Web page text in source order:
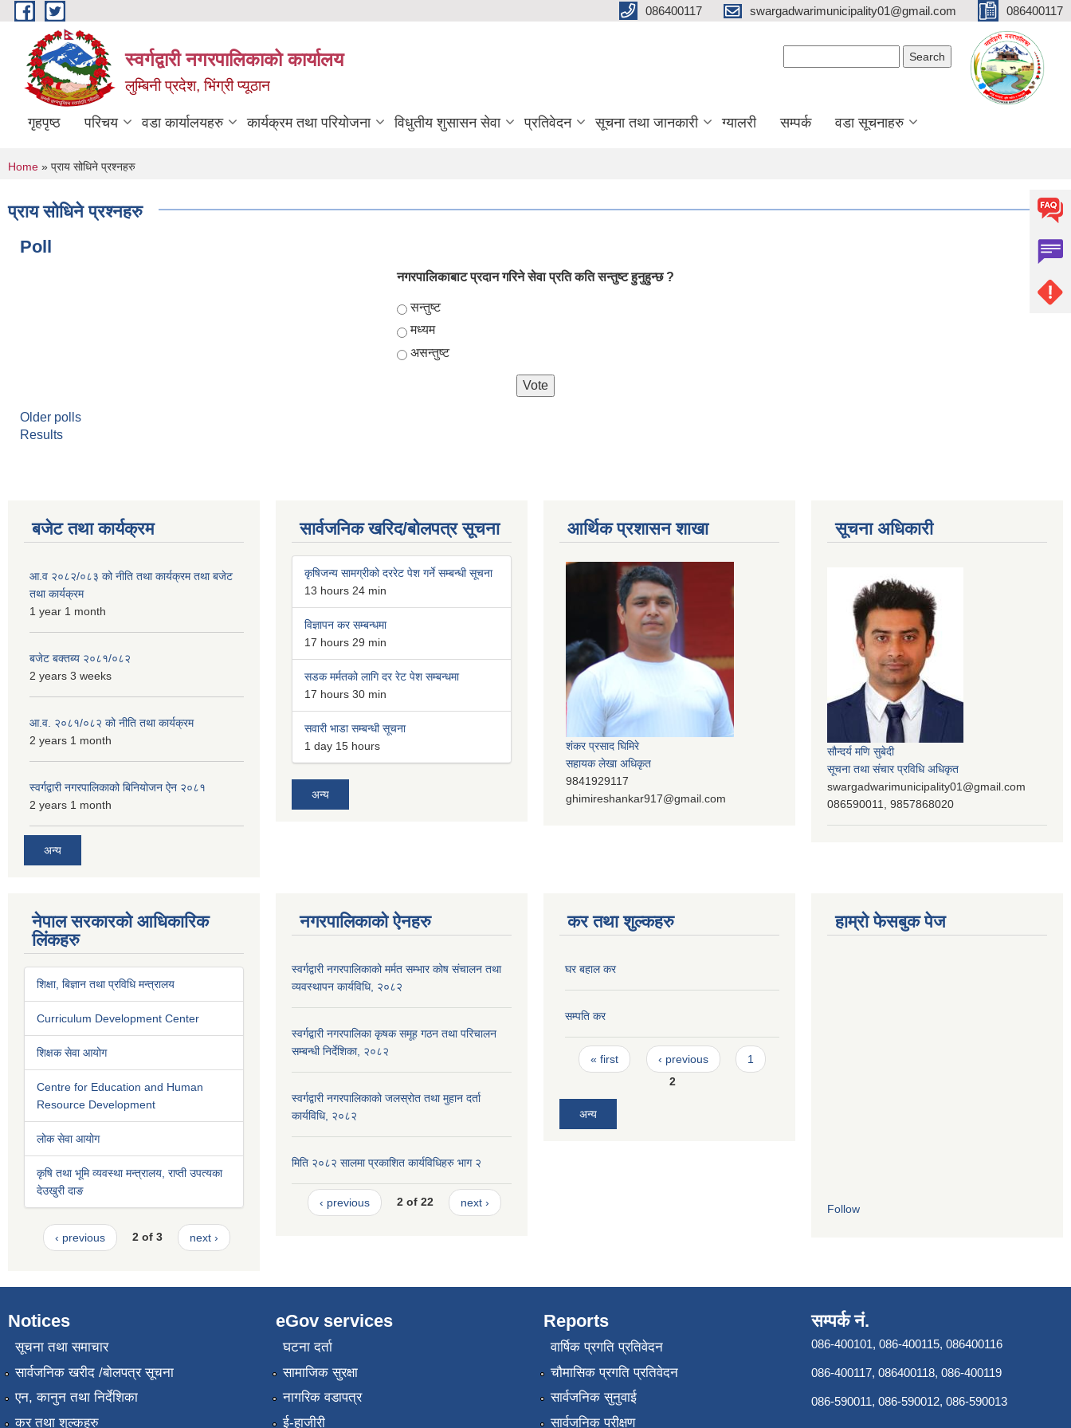
Skip to main content 086400117 swargadwarimunicipality01@gmail.com 086400117
स्वर्गद्वारी नगरपालिकाको कार्यालय
लुम्बिनी प्रदेश, भिंग्री प्यूठान
गृहपृष्ठ परिचय वडा कार्यालयहरु कार्यक्रम तथा परियोजना विधुतीय शुसासन सेवा प्रतिवेदन सूचना तथा जानकारी ग्यालरी सम्पर्क वडा सूचनाहरु
You are here
Home » प्राय सोधिने प्रश्नहरु
प्राय सोधिने प्रश्नहरु
Poll
नगरपालिकाबाट प्रदान गरिने सेवा प्रति कति सन्तुष्ट हुनुहुन्छ ?
Choices
सन्तुष्ट
मध्यम
असन्तुष्ट
Older polls
Results
बजेट तथा कार्यक्रम
आ.व २०८२/०८३ को नीति तथा कार्यक्रम तथा बजेट
तथा कार्यक्रम
1 year 1 month
बजेट बक्तब्य २०८१/०८२
2 years 3 weeks
आ.व. २०८१/०८२ को नीति तथा कार्यक्रम
2 years 1 month
स्वर्गद्वारी नगरपालिकाको बिनियोजन ऐन २०८१
2 years 1 month
अन्य
सार्वजनिक खरिद/बोलपत्र सूचना
कृषिजन्य सामग्रीको दररेट पेश गर्ने सम्बन्धी सूचना
13 hours 24 min
विज्ञापन कर सम्बन्धमा
17 hours 29 min
सडक मर्मतको लागि दर रेट पेश सम्बन्धमा
17 hours 30 min
सवारी भाडा सम्बन्धी सूचना
1 day 15 hours
अन्य
आर्थिक प्रशासन शाखा
शंकर प्रसाद घिमिरे
सहायक लेखा अधिकृत
9841929117
ghimireshankar917@gmail.com
सूचना अधिकारी
सौन्दर्य मणि सुबेदी
सूचना तथा संचार प्रविधि अधिकृत
swargadwarimunicipality01@gmail.com
086590011, 9857868020
नेपाल सरकारको आधिकारिक
लिंकहरु
शिक्षा, बिज्ञान तथा प्रविधि मन्त्रालय
Curriculum Development Center
शिक्षक सेवा आयोग
Centre for Education and Human
Resource Development
लोक सेवा आयोग
कृषि तथा भूमि व्यवस्था मन्त्रालय, राप्ती उपत्यका
देउखुरी दाङ
‹ previous 2 of 3 next ›
नगरपालिकाको ऐनहरु
स्वर्गद्वारी नगरपालिकाको मर्मत सम्भार कोष संचालन तथा
व्यवस्थापन कार्यविधि, २०८२
स्वर्गद्वारी नगरपालिका कृषक समूह गठन तथा परिचालन
सम्बन्धी निर्देशिका, २०८२
स्वर्गद्वारी नगरपालिकाको जलस्रोत तथा मुहान दर्ता
कार्यविधि, २०८२
मिति २०८२ सालमा प्रकाशित कार्यविधिहरु भाग २
‹ previous 2 of 22 next ›
कर तथा शुल्कहरु
घर बहाल कर
सम्पति कर
Pages
« first ‹ previous
1
2
अन्य
हाम्रो फेसबुक पेज
Follow
Notices
सूचना तथा समाचार
सार्वजनिक खरीद /बोलपत्र सूचना
एन, कानुन तथा निर्देशिका
कर तथा शुल्कहरु
eGov services
घटना दर्ता
सामाजिक सुरक्षा
नागरिक वडापत्र
ई-हाजीरी
Reports
वार्षिक प्रगति प्रतिवेदन
चौमासिक प्रगति प्रतिवेदन
सार्वजनिक सुनुवाई
सार्वजनिक परीक्षण
सम्पर्क नं.
086-400101, 086-400115, 086400116
086-400117, 086400118, 086-400119
086-590011, 086-590012, 086-590013